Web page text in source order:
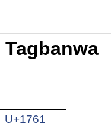
U+1761